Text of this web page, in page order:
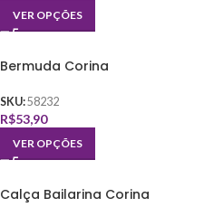
VER OPÇÕES
Bermuda Corina
SKU:58232
R$53,90
VER OPÇÕES
Calça Bailarina Corina